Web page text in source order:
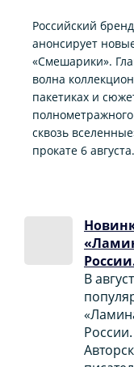
Российский
анонсирует
«Смешарики».
волна
пакетиках и
сквозь
прокате 6 августа.
В